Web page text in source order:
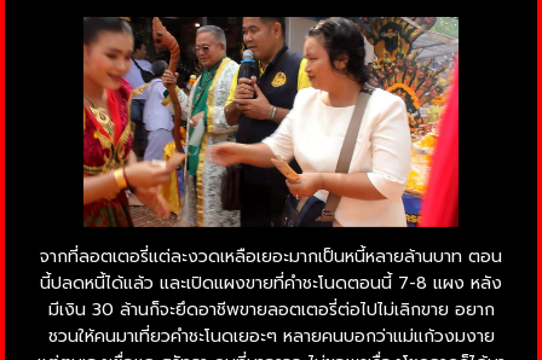
จากที่ลอตเตอรี่แต่ละงวดเหลือเยอะมากเป็นหนี้หลายล้านบาท ตอน
นี้ปลดหนี้ได้แล้ว และเปิดแผงขายที่คำชะโนดตอนนี้ 7-8 แผง หลัง
มีเงิน 30 ล้านก็จะยึดอาชีพขายลอตเตอรี่ต่อไปไม่เลิกขาย อยาก
ชวนให้คนมาเที่ยวคำชะโนดเยอะๆ หลายคนบอกว่าแม่แก้วงมงาย